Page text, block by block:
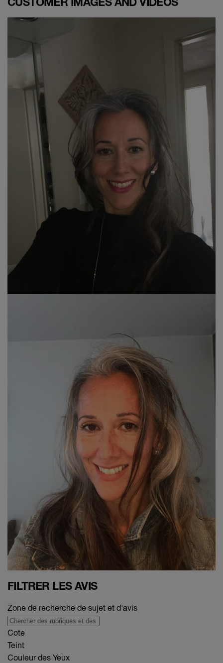
FILTRER LES AVIS
Zone de recherche de sujet et d'avis
Cote
Teint
Couleur des Yeux